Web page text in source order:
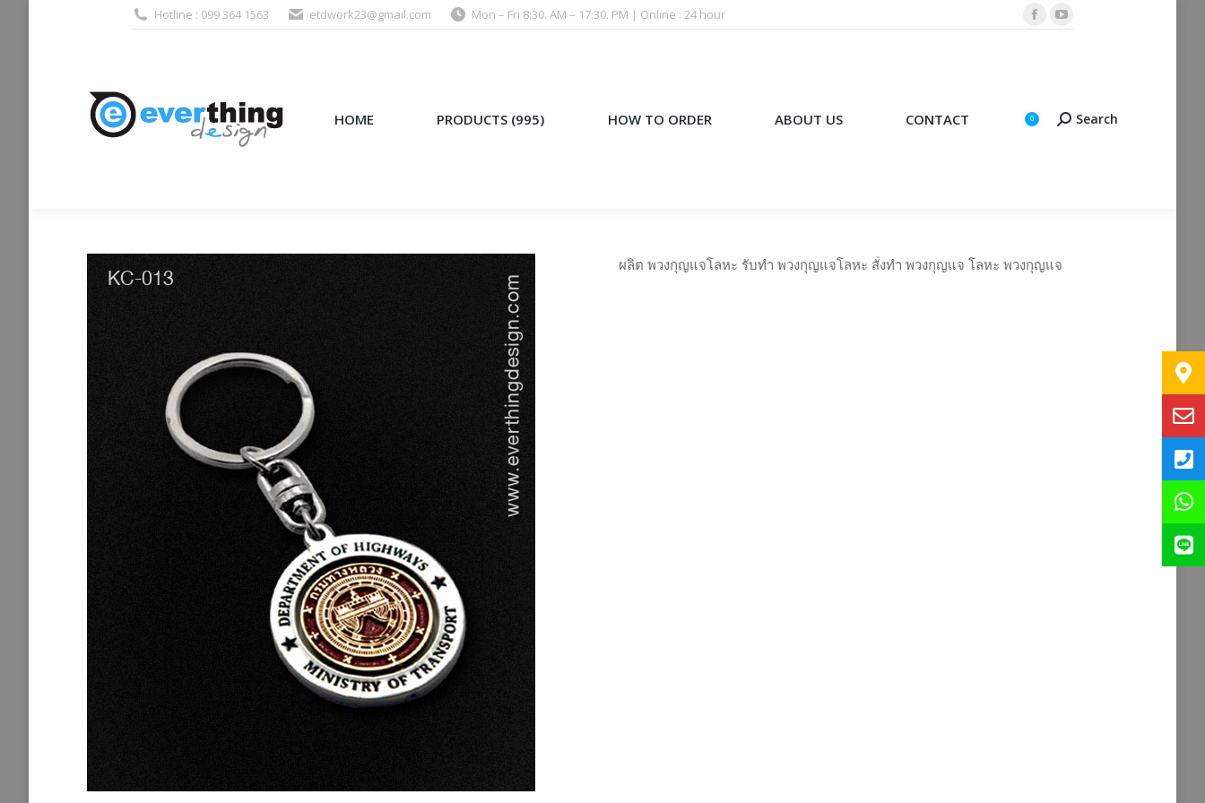
Hotline : 099 364 1563 etdwork23@gmail.com Mon – Fri 8:30. AM – 17:30. PM | Online : 24 hour
Facebook
new
YouTube
new
HOME PRODUCTS (995) HOW TO ORDER ABOUT US CONTACT 0 Search:
Search
ผลิต พวงกุญแจโลหะ รับทำ พวงกุญแจโลหะ สั่งทำ พวงกุญแจ โลหะ พวงกุญแจ
HOME PRODUCTS (995) HOW TO ORDER ABOUT US CONTACT 0 Search:
Search